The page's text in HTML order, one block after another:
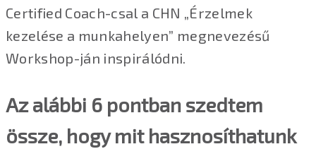
Certified Coach-csal a CHN „Érzelmek
kezelése a munkahelyen” megnevezésű
Workshop-ján inspirálódni.
Az alábbi 6 pontban szedtem
össze, hogy mit hasznosíthatunk